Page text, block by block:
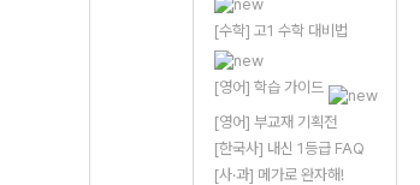
[수학] 고1 수학 대비법
[영어] 학습 가이드
[영어] 부교재 기획전
[한국사] 내신 1등급 FAQ
[사·과] 메가로 완자해!